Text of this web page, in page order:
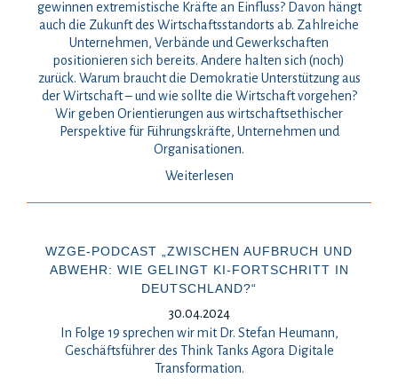
gewinnen extremistische Kräfte an Einfluss? Davon hängt
auch die Zukunft des Wirtschaftsstandorts ab. Zahlreiche
Unternehmen, Verbände und Gewerkschaften
positionieren sich bereits. Andere halten sich (noch)
zurück. Warum braucht die Demokratie Unterstützung aus
der Wirtschaft – und wie sollte die Wirtschaft vorgehen?
Wir geben Orientierungen aus wirtschaftsethischer
Perspektive für Führungskräfte, Unternehmen und
Organisationen.
Weiterlesen
WZGE-PODCAST „ZWISCHEN AUFBRUCH UND
ABWEHR: WIE GELINGT KI-FORTSCHRITT IN
DEUTSCHLAND?“
30.04.2024
In Folge 19 sprechen wir mit Dr. Stefan Heumann,
Geschäftsführer des Think Tanks Agora Digitale
Transformation.